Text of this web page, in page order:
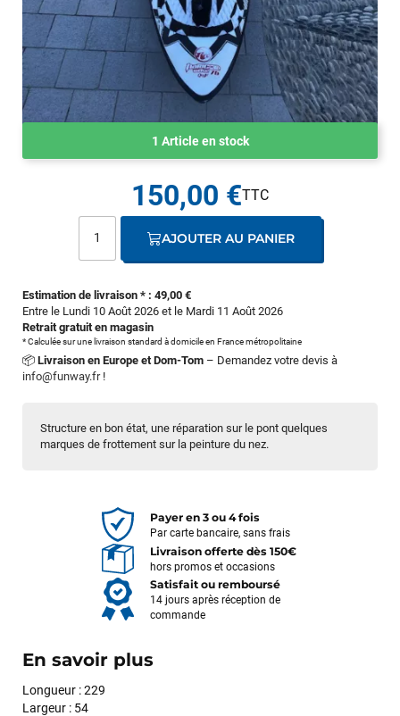
Structure en bon état, une réparation sur le pont quelques
marques de frottement sur la peinture du nez.
1 Article en stock
Estimation de livraison * : 49,00 €
Entre le Lundi 10 Août 2026 et le Mardi 11 Août 2026
Retrait gratuit en magasin
* Calculée sur une livraison standard à domicile en France métropolitaine
📦 Livraison en Europe et Dom-Tom – Demandez votre devis à
info@funway.fr!
150,00 €
AJOUTER AU PANIER
Payer en 3 ou 4 fois
Par carte bancaire, sans frais
Livraison offerte dès 150€
hors promos et occasions
Satisfait ou remboursé
14 jours après réception de
commande
En savoir plus
Longueur : 229
Largeur : 54